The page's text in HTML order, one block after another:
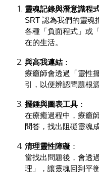
靈魂記錄與潛意識程
SRT 認為我們的靈魂
各種「負面程式」或
在的生活。
與高我連結 ：
療癒師會透過「靈性
引，以便辨認問題根
擺錘與圖表工具 ：
在療癒過程中，療癒
問答，找出阻礙靈魂
清理靈性障礙 ：
當找出問題後，會透
理」，讓靈魂回到平